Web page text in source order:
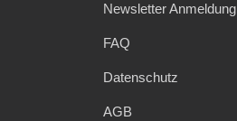
Newsletter Anmeldung
FAQ
Datenschutz
AGB